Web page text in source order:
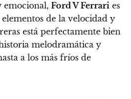
emocional, Ford V Ferrari es
de la velocidad y
está perfectamente bien
melodramática y
a los más fríos de